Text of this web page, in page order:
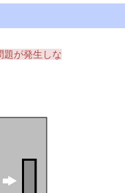
題が発生しな